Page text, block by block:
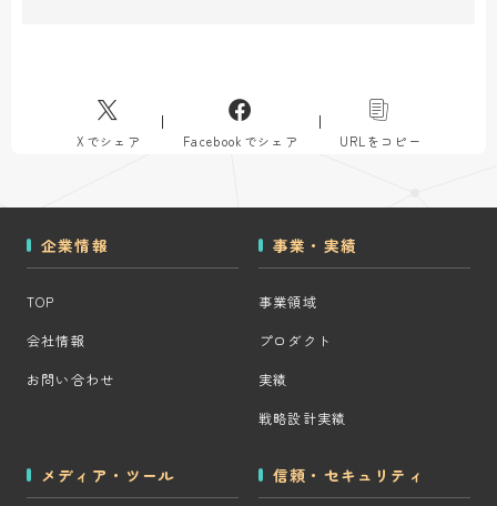
Xでシェア Facebookでシェア URLをコピー
企業情報
TOP
会社情報
お問い合わせ
事業・実績
事業領域
プロダクト
実績
戦略設計実績
メディア・ツール 信頼・セキュリティ